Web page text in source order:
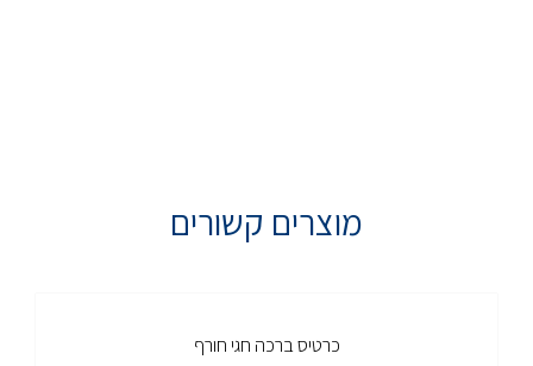
מוצרים קשורים
כרטיס ברכה חגי חורף